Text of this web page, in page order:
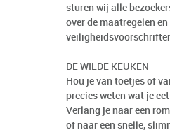
sturen wij alle
over de maatregelen en
DE WILDE KEUKEN
Hou je van toetjes of
precies weten wat je
Verlang je naar een
of naar een snelle,